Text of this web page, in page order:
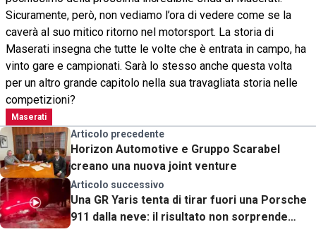
Sicuramente, però, non vediamo l’ora di vedere come se la
caverà al suo mitico ritorno nel motorsport. La storia di
Maserati insegna che tutte le volte che è entrata in campo, ha
vinto gare e campionati. Sarà lo stesso anche questa volta
per un altro grande capitolo nella sua travagliata storia nelle
competizioni?
Maserati
Articolo precedente
Horizon Automotive e Gruppo Scarabel
creano una nuova joint venture
Articolo successivo
Una GR Yaris tenta di tirar fuori una Porsche
911 dalla neve: il risultato non sorprende